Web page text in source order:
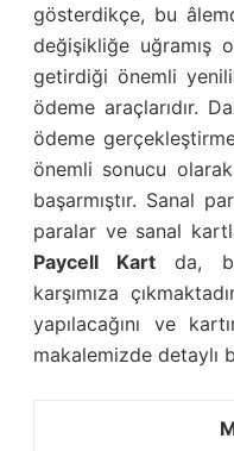
gösterdikçe, bu
değişikliğe uğramış
getirdiği önemli
ödeme araçlarıdır.
ödeme
önemli sonucu
başarmıştır. Sanal
paralar ve sanal
Paycell Kart da,
karşımıza
yapılacağını ve
makalemizde detaylı